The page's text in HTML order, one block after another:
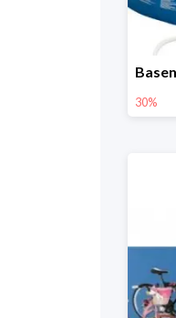
30%